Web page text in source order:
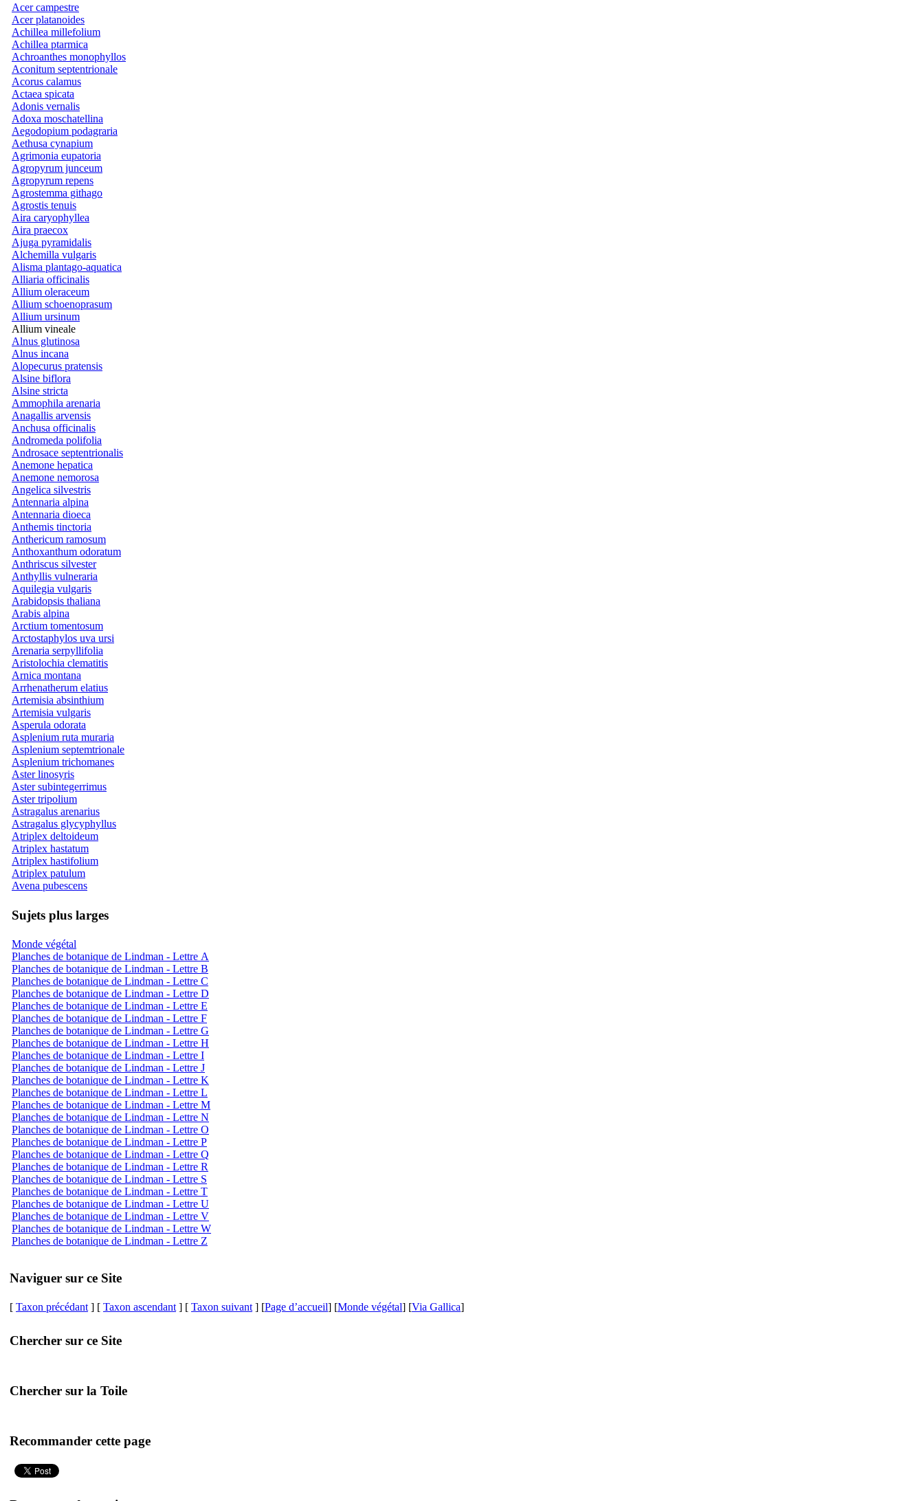
Acer campestre
Acer platanoides
Achillea millefolium
Achillea ptarmica
Achroanthes monophyllos
Aconitum septentrionale
Acorus calamus
Actaea spicata
Adonis vernalis
Adoxa moschatellina
Aegodopium podagraria
Aethusa cynapium
Agrimonia eupatoria
Agropyrum junceum
Agropyrum repens
Agrostemma githago
Agrostis tenuis
Aira caryophyllea
Aira praecox
Ajuga pyramidalis
Alchemilla vulgaris
Alisma plantago-aquatica
Alliaria officinalis
Allium oleraceum
Allium schoenoprasum
Allium ursinum
Allium vineale
Alnus glutinosa
Alnus incana
Alopecurus pratensis
Alsine biflora
Alsine stricta
Ammophila arenaria
Anagallis arvensis
Anchusa officinalis
Andromeda polifolia
Androsace septentrionalis
Anemone hepatica
Anemone nemorosa
Angelica silvestris
Antennaria alpina
Antennaria dioeca
Anthemis tinctoria
Anthericum ramosum
Anthoxanthum odoratum
Anthriscus silvester
Anthyllis vulneraria
Aquilegia vulgaris
Arabidopsis thaliana
Arabis alpina
Arctium tomentosum
Arctostaphylos uva ursi
Arenaria serpyllifolia
Aristolochia clematitis
Arnica montana
Arrhenatherum elatius
Artemisia absinthium
Artemisia vulgaris
Asperula odorata
Asplenium ruta muraria
Asplenium septemtrionale
Asplenium trichomanes
Aster linosyris
Aster subintegerrimus
Aster tripolium
Astragalus arenarius
Astragalus glycyphyllus
Atriplex deltoideum
Atriplex hastatum
Atriplex hastifolium
Atriplex patulum
Avena pubescens
Sujets plus larges
Monde végétal
Planches de botanique de Lindman - Lettre A
Planches de botanique de Lindman - Lettre B
Planches de botanique de Lindman - Lettre C
Planches de botanique de Lindman - Lettre D
Planches de botanique de Lindman - Lettre E
Planches de botanique de Lindman - Lettre F
Planches de botanique de Lindman - Lettre G
Planches de botanique de Lindman - Lettre H
Planches de botanique de Lindman - Lettre I
Planches de botanique de Lindman - Lettre J
Planches de botanique de Lindman - Lettre K
Planches de botanique de Lindman - Lettre L
Planches de botanique de Lindman - Lettre M
Planches de botanique de Lindman - Lettre N
Planches de botanique de Lindman - Lettre O
Planches de botanique de Lindman - Lettre P
Planches de botanique de Lindman - Lettre Q
Planches de botanique de Lindman - Lettre R
Planches de botanique de Lindman - Lettre S
Planches de botanique de Lindman - Lettre T
Planches de botanique de Lindman - Lettre U
Planches de botanique de Lindman - Lettre V
Planches de botanique de Lindman - Lettre W
Planches de botanique de Lindman - Lettre Z
Naviguer sur ce Site
[ Taxon précédant ] [ Taxon ascendant ] [ Taxon suivant ] [Page d’accueil] [Monde végétal] [Via Gallica]
Chercher sur ce Site
Chercher sur la Toile
Recommander cette page